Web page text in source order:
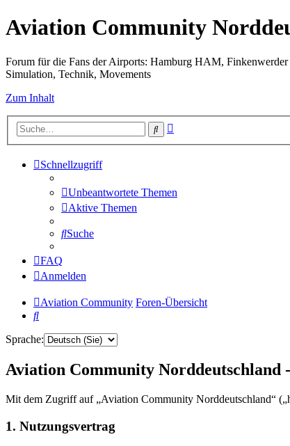
Aviation Community
Forum für die Fans der Airports: Hamburg HAM,
Simulation, Technik, Movements
Zum Inhalt
Suche
Schnellzugriff
Unbeantwortete Themen
Aktive Themen
Suche
FAQ
Anmelden
Aviation Community Foren-Übersicht
Suche
Sprache:
Aviation Community Norddeutschland
Mit dem Zugriff auf „Aviation Community Norddeutschland“
1. Nutzungsvertrag